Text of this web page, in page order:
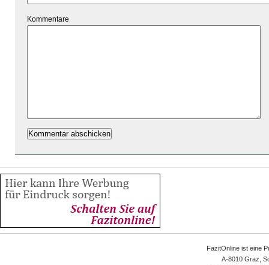
Kommentare
FazitOnline ist eine
A-8010 Graz,